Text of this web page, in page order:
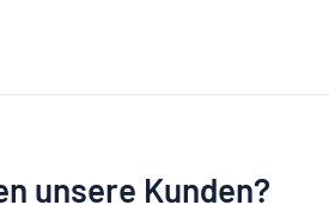
unsere Kunden?